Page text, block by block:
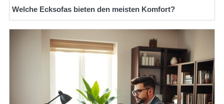
Welche Ecksofas bieten den meisten Komfort?